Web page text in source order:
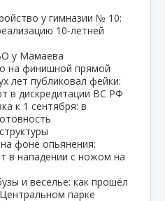
у гимназии № 10:
10‑летней
у Мамаева
на финишной прямой
лет публиковал фейки:
в дискредитации ВС РФ
к 1 сентября: в
фоне опьянения:
в нападении с ножом на
и веселье: как прошёл
парке